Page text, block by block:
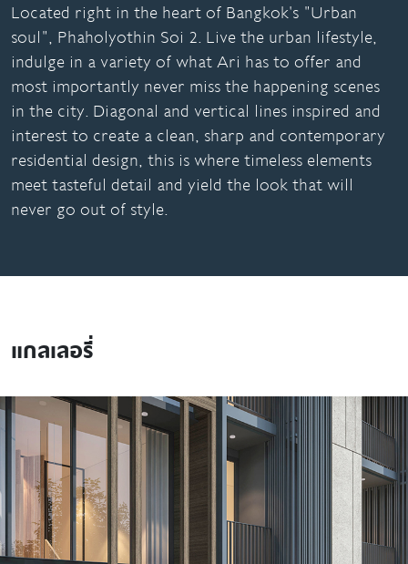
Located right in the heart of Bangkok's "Urban
soul", Phaholyothin Soi 2. Live the urban lifestyle,
indulge in a variety of what Ari has to offer and
most importantly never miss the happening scenes
in the city. Diagonal and vertical lines inspired and
interest to create a clean, sharp and contemporary
residential design, this is where timeless elements
meet tasteful detail and yield the look that will
never go out of style.
แกลเลอรี่